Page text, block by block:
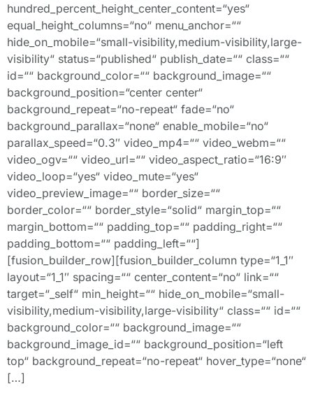
hundred_percent_height_center_content=“yes“
equal_height_columns=“no“ menu_anchor=““
hide_on_mobile=“small-visibility,medium-visibility,large-
visibility“ status=“published“ publish_date=““ class=““
id=““ background_color=““ background_image=““
background_position=“center center“
background_repeat=“no-repeat“ fade=“no“
background_parallax=“none“ enable_mobile=“no“
parallax_speed=“0.3″ video_mp4=““ video_webm=““
video_ogv=““ video_url=““ video_aspect_ratio=“16:9″
video_loop=“yes“ video_mute=“yes“
video_preview_image=““ border_size=““
border_color=““ border_style=“solid“ margin_top=““
margin_bottom=““ padding_top=““ padding_right=““
padding_bottom=““ padding_left=““]
[fusion_builder_row][fusion_builder_column type=“1_1″
layout=“1_1″ spacing=““ center_content=“no“ link=““
target=“_self“ min_height=““ hide_on_mobile=“small-
visibility,medium-visibility,large-visibility“ class=““ id=““
background_color=““ background_image=““
background_image_id=““ background_position=“left
top“ background_repeat=“no-repeat“ hover_type=“none“
[…]